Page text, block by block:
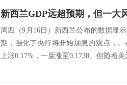
周四（9月16日）新西兰公布的数据显
期，强化了央行将开始加息的观点，
上涨0.17%，一度涨至0.1738。但随着